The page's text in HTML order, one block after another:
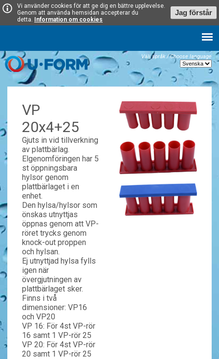
Vi använder cookies för att ge dig en bättre upplevelse.
Genom att använda hemsidan accepterar du
detta.
Information om cookies
Jag förstår
Välj språk / Choose language
VP
20x4+25
Gjuts in vid tillverkning
av plattbärlag.
Elgenomföringen har 5
st öppningsbara
hylsor genom
plattbärlaget i en
enhet.
Den hylsa/hylsor som
önskas utnyttjas
öppnas genom att VP-
röret trycks genom
knock-out proppen
och hylsan.
Ej utnyttjad hylsa fylls
igen när
övergjutningen av
plattbärlaget sker.
Finns i två
dimensioner: VP16
och VP20
VP 16: För 4st VP-rör
16 samt 1 VP-rör 25
VP 20: För 4st VP-rör
20 samt 1 VP-rör 25